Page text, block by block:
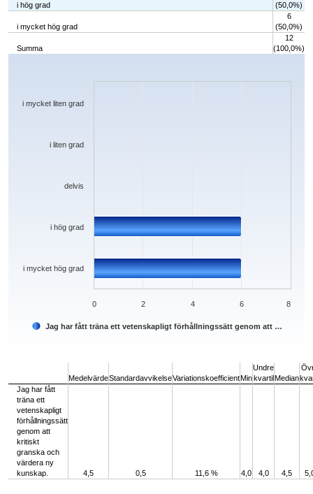
i hög grad
(50,0%)
i mycket hög grad
6
(50,0%)
Summa
12
(100,0%)
Chart
The chart has 1 X axis displaying categories.
Jag har fått träna ett vetenskapligt förhållningssätt genom att …
i mycket hög grad
i hög grad
delvis
i liten grad
i mycket liten grad
0 2 4 6 8
MedelvärdeStandardavvikelseVariationskoefficientMin
Undre
kvartilMedian
Jag har fått
träna ett
vetenskapligt
förhållningssätt
genom att
kritiskt
granska och
värdera ny
kunskap.
4,5 0,5 11,6 % 4,0 4,0 4,5